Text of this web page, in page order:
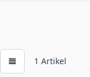
1 Artikel